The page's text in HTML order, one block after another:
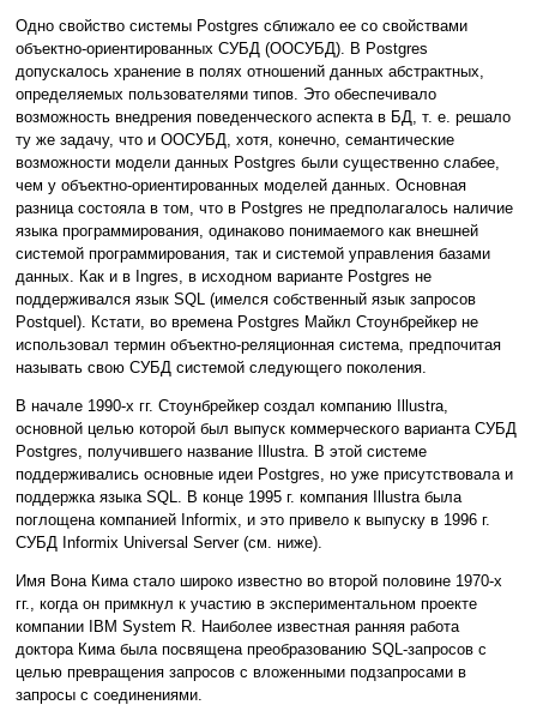
Одно свойство системы Postgres сближало ее со свойствами
объектно-ориентированных СУБД (ООСУБД). В Postgres
допускалось хранение в полях отношений данных абстрактных,
определяемых пользователями типов. Это обеспечивало
возможность внедрения поведенческого аспекта в БД, т. е. решало
ту же задачу, что и ООСУБД, хотя, конечно, семантические
возможности модели данных Postgres были существенно слабее,
чем у объектно-ориентированных моделей данных. Основная
разница состояла в том, что в Postgres не предполагалось наличие
языка программирования, одинаково понимаемого как внешней
системой программирования, так и системой управления базами
данных. Как и в Ingres, в исходном варианте Postgres не
поддерживался язык SQL (имелся собственный язык запросов
Postquel). Кстати, во времена Postgres Майкл Стоунбрейкер не
использовал термин объектно-реляционная система, предпочитая
называть свою СУБД системой следующего поколения.
В начале 1990-х гг. Стоунбрейкер создал компанию Illustra,
основной целью которой был выпуск коммерческого варианта СУБД
Postgres, получившего название Illustra. В этой системе
поддерживались основные идеи Postgres, но уже присутствовала и
поддержка языка SQL. В конце 1995 г. компания Illustra была
поглощена компанией Informix, и это привело к выпуску в 1996 г.
СУБД Informix Universal Server (см. ниже).
Имя Вона Кима стало широко известно во второй половине 1970-х
гг., когда он примкнул к участию в экспериментальном проекте
компании IBM System R. Наиболее известная ранняя работа
доктора Кима была посвящена преобразованию SQL-запросов с
целью превращения запросов с вложенными подзапросами в
запросы с соединениями.